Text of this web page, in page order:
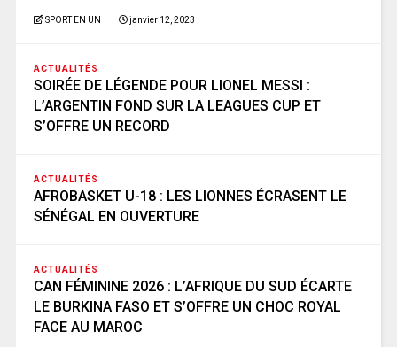
SPORT EN UN janvier 12, 2023
ACTUALITÉS
SOIRÉE DE LÉGENDE POUR LIONEL MESSI :
L’ARGENTIN FOND SUR LA LEAGUES CUP ET
S’OFFRE UN RECORD
ACTUALITÉS
AFROBASKET U-18 : LES LIONNES ÉCRASENT LE
SÉNÉGAL EN OUVERTURE
ACTUALITÉS
CAN FÉMININE 2026 : L’AFRIQUE DU SUD ÉCARTE
LE BURKINA FASO ET S’OFFRE UN CHOC ROYAL
FACE AU MAROC